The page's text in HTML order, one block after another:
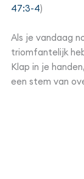
47:3-4)
Als je vandaag
triomfantelijk
Klap in je
een stem van